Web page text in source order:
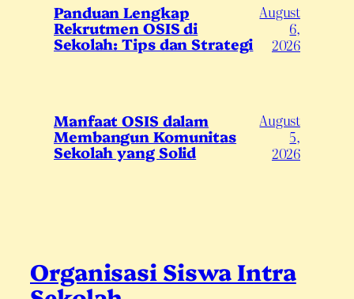
Panduan Lengkap
Rekrutmen OSIS di
Sekolah: Tips dan Strategi
August
6,
2026
Manfaat OSIS dalam
Membangun Komunitas
Sekolah yang Solid
August
5,
2026
Organisasi Siswa Intra